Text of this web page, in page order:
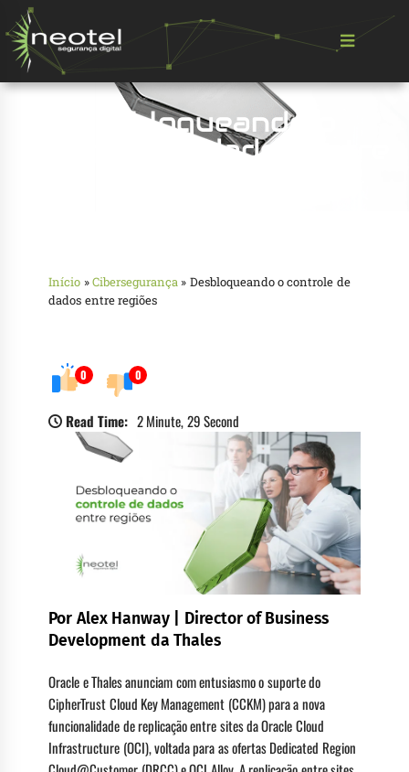
Desbloqueando o
controle de dados entre
Início »Cibersegurança » Desbloqueando o controle de
dados entre regiões
0 0
Read Time: 2 Minute, 29 Second
Por Alex Hanway | Director of Business
Development da Thales
Oracle e Thales anunciam com entusiasmo o suporte do
CipherTrust Cloud Key Management (CCKM) para a nova
funcionalidade de replicação entre sites da Oracle Cloud
Infrastructure (OCI), voltada para as ofertas Dedicated Region